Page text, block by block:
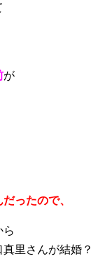
が
ったので、
ら
里さんが結婚？